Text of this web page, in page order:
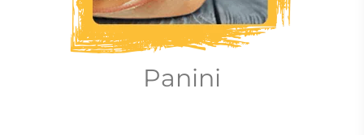
Panini